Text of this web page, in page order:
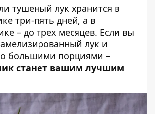
тушеный лук хранится в
три-пять дней, а в
– до трех месяцев. Если вы
лук и
большими порциями –
станет вашим лучшим